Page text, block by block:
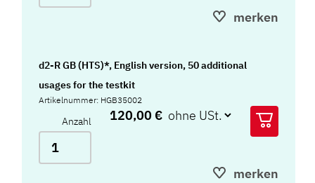
merken
d2-R GB (HTS)*, English version, 50 additional
usages for the testkit
Artikelnummer: HGB35002
Anzahl 120,00 €
merken